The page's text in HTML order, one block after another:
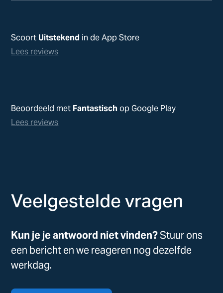
Scoort Uitstekend in de App Store
Lees reviews
Beoordeeld met Fantastisch op Google Play
Lees reviews
Veelgestelde vragen
Kun je je antwoord niet vinden?Stuur ons
een bericht en we reageren nog dezelfde
werkdag.